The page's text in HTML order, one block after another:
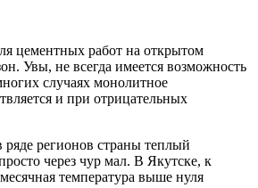
цементных работ на открытом
Увы, не всегда имеется возможность
случаях монолитное
и при отрицательных
регионов страны теплый
через чур мал. В Якутске, к
температура выше нуля